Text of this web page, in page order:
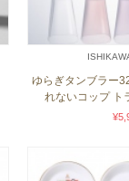
ゆらぎタンブラー
れないコップ ト